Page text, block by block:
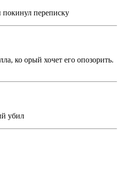
покинул переписку
ко орый хочет его опозорить.
убил